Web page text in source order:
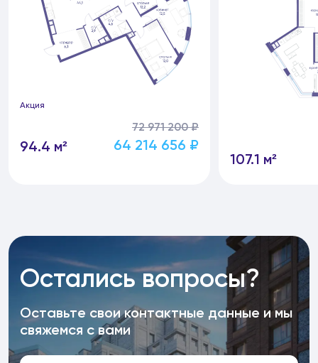
Акция
94.4 м²
72 971 200 ₽
64 214 656 ₽
107.1 м²
Остались вопросы?
Оставьте свои контактные данные и мы
свяжемся с вами